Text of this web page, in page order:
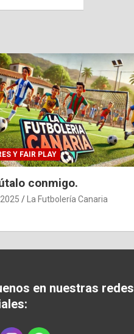
Y FAIR PLAY
conmigo.
La Futbolería Canaria
en nuestras redes